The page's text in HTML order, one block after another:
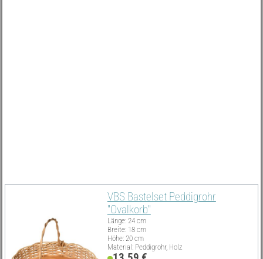
VBS Bastelset Peddigrohr
"Ovalkorb"
Länge: 24 cm
Breite: 18 cm
Höhe: 20 cm
Material: Peddigrohr, Holz